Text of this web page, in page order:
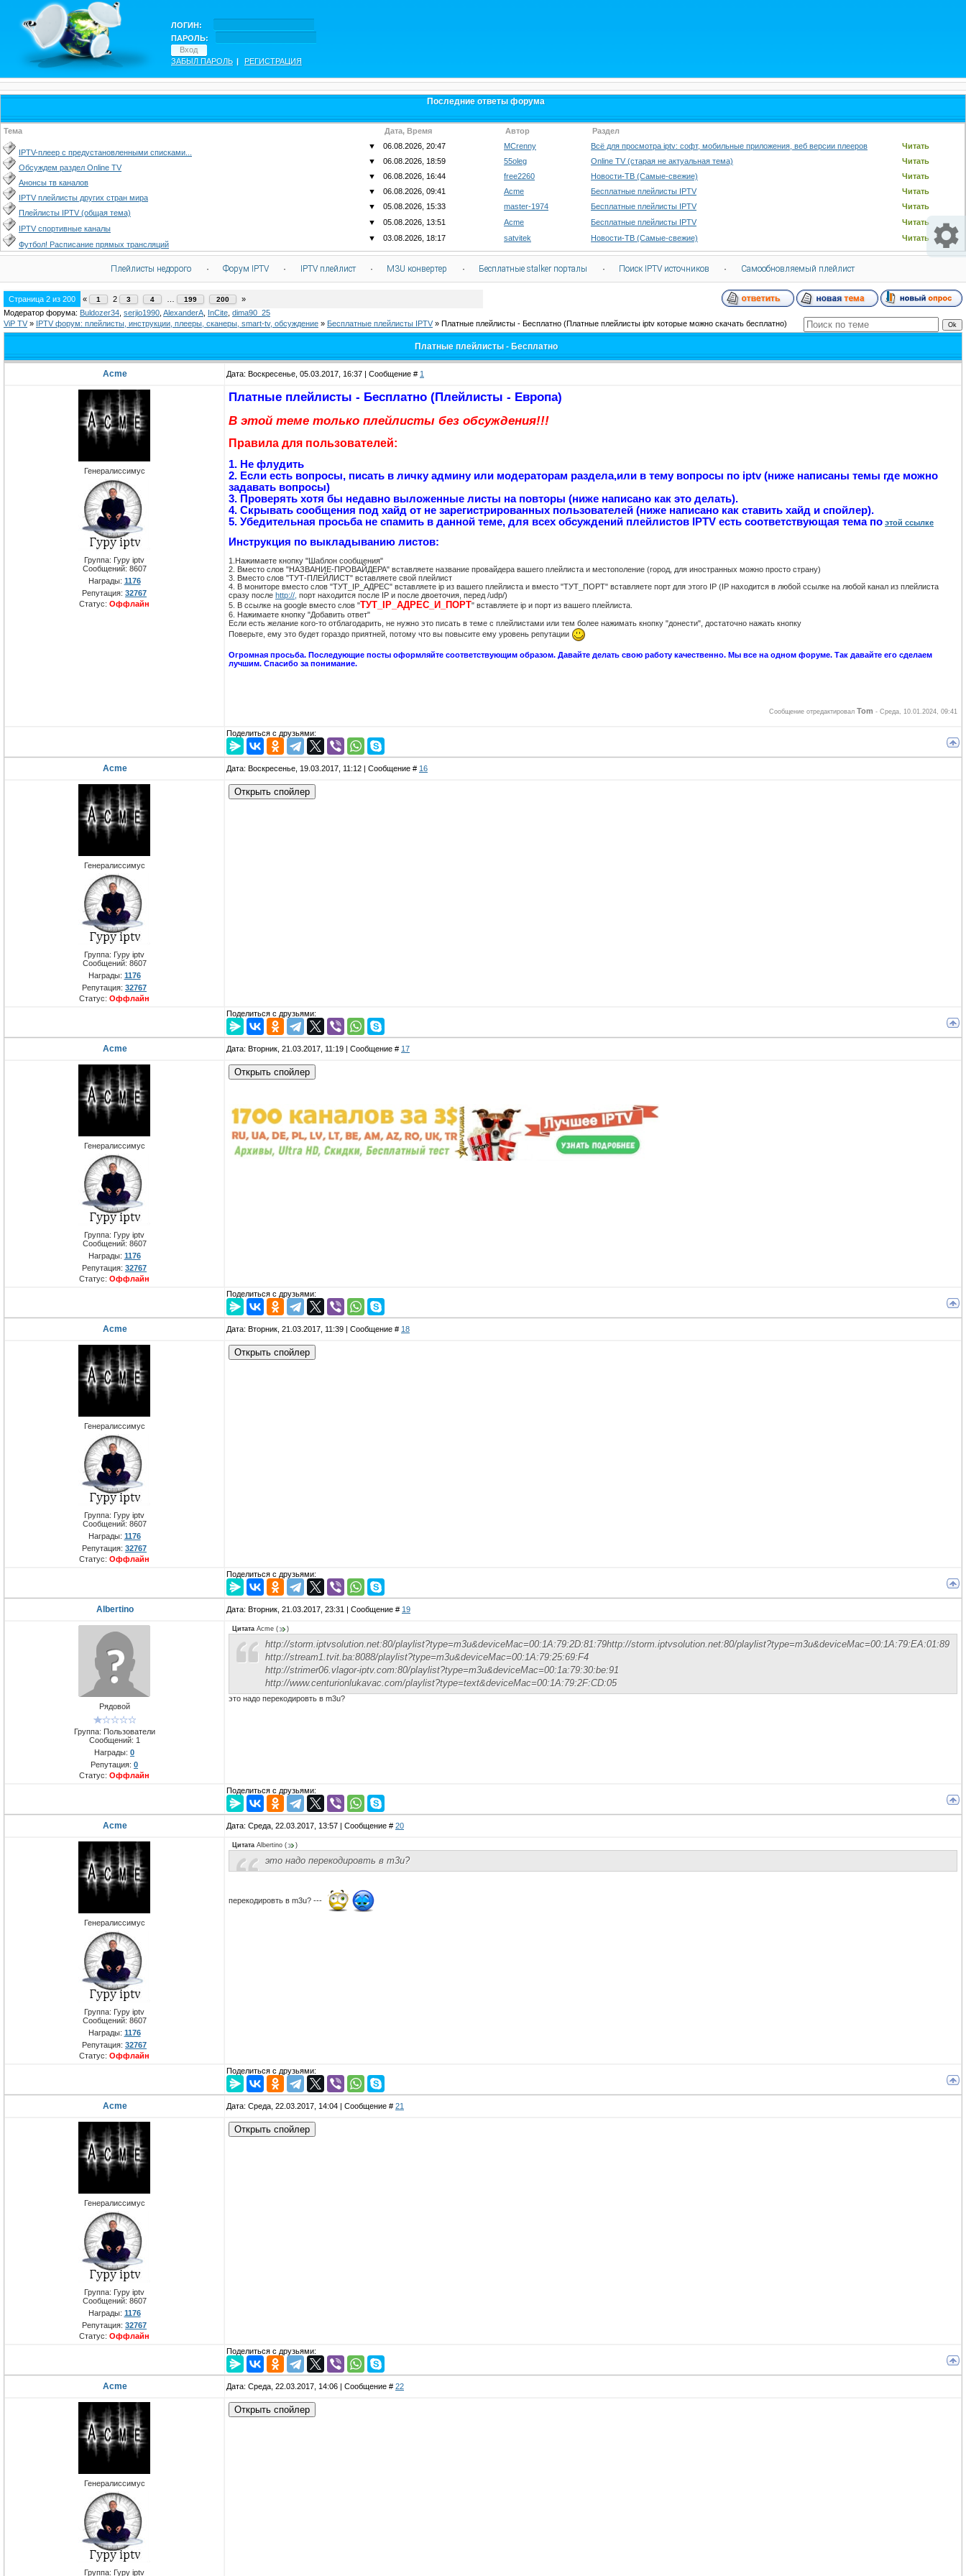
ЛОГИН:
ПАРОЛЬ:
ЗАБЫЛ ПАРОЛЬ | РЕГИСТРАЦИЯ
Последние ответы форума
Тема Дата, Время Автор Раздел
IPTV-плеер с предустановленными списками...
▼ 06.08.2026, 20:47 MCrenny Всё для просмотра iptv: софт, мобильные приложения, веб версии плееров Читать
Обсуждем раздел Online TV
▼ 06.08.2026, 18:59 55oleg Online TV (старая не актуальная тема) Читать
Анонсы тв каналов
▼ 06.08.2026, 16:44 free2260 Новости-ТВ (Самые-свежие) Читать
IPTV плейлисты других стран мира
▼ 06.08.2026, 09:41 Acme Бесплатные плейлисты IPTV Читать
Плейлисты IPTV (общая тема)
▼ 05.08.2026, 15:33 master-1974 Бесплатные плейлисты IPTV Читать
IPTV спортивные каналы
▼ 05.08.2026, 13:51 Acme Бесплатные плейлисты IPTV Читать
Футбол! Расписание прямых трансляций
▼ 03.08.2026, 18:17 satvitek Новости-ТВ (Самые-свежие) Читать
Плейлисты недорого · Форум IPTV · IPTV плейлист · M3U конвертер · Бесплатные stalker порталы · Поиск IPTV источников · Самообновляемый плейлист
Страница 2 из 200 « 1 2 3 4 199 200
»
Модератор форума: Buldozer34 serjio1990 AlexanderA InCite dima90_25
ViP TV » IPTV форум: плейлисты, инструкции, плееры, сканеры, smart-tv, обсуждение » Бесплатные плейлисты IPTV » Платные плейлисты - Бесплатно (Платные плейлисты iptv которые можно скачать бесплатно)
Платные плейлисты - Бесплатно
Acme Дата: Воскресенье, 05.03.2017, 16:37 | Сообщение # 1
Генералиссимус
Группа: Гуру iptv
Сообщений: 8607
Награды: 1176
Репутация: 32767
Статус: Оффлайн
Платные плейлисты - Бесплатно (Плейлисты - Европа)
В этой теме только плейлисты без обсуждения!!!
Правила для пользователей:
1. Не флудить
2. Если есть вопросы, писать в личку админу или модераторам раздела,или в тему вопросы по iptv (ниже написаны темы где можно
задавать вопросы)
3. Проверять хотя бы недавно выложенные листы на повторы (ниже написано как это делать).
4. Скрывать сообщения под хайд от не зарегистрированных пользователей (ниже написано как ставить хайд и спойлер).
5. Убедительная просьба не спамить в данной теме, для всех обсуждений плейлистов IPTV есть соответствующая тема по этой ссылке
Инструкция по выкладыванию листов:
1.Нажимаете кнопку "Шаблон сообщения"
2. Вместо слов "НАЗВАНИЕ-ПРОВАЙДЕРА" вставляете название провайдера вашего плейлиста и местополение (город, для иностранных можно просто страну)
3. Вместо слов "ТУТ-ПЛЕЙЛИСТ" вставляете свой плейлист
4. В мониторе вместо слов "ТУТ_IP_АДРЕС" вставляете ip из вашего плейлиста и вместо "ТУТ_ПОРТ" вставляете порт для этого IP (IP находится в любой ссылке на любой канал из плейлиста
сразу после http://, порт находится после IP и после двоеточия, перед /udp/)
5. В ссылке на google вместо слов "ТУТ_IP_АДРЕС_И_ПОРТ" вставляете ip и порт из вашего плейлиста.
6. Нажимаете кнопку "Добавить ответ"
Если есть желание кого-то отблагодарить, не нужно это писать в теме с плейлистами или тем более нажимать кнопку "донести", достаточно нажать кнопку
Поверьте, ему это будет гораздо приятней, потому что вы повысите ему уровень репутации
Огромная просьба. Последующие посты оформляйте соответствующим образом. Давайте делать свою работу качественно. Мы все на одном форуме. Так давайте его сделаем
лучшим. Спасибо за понимание.
Сообщение отредактировал Tom - Среда, 10.01.2024, 09:41
Поделиться с друзьями:
Acme Дата: Воскресенье, 19.03.2017, 11:12 | Сообщение # 16
Генералиссимус
Группа: Гуру iptv
Сообщений: 8607
Награды: 1176
Репутация: 32767
Статус: Оффлайн
Поделиться с друзьями:
Acme Дата: Вторник, 21.03.2017, 11:19 | Сообщение # 17
Генералиссимус
Группа: Гуру iptv
Сообщений: 8607
Награды: 1176
Репутация: 32767
Статус: Оффлайн
Поделиться с друзьями:
Acme Дата: Вторник, 21.03.2017, 11:39 | Сообщение # 18
Генералиссимус
Группа: Гуру iptv
Сообщений: 8607
Награды: 1176
Репутация: 32767
Статус: Оффлайн
Поделиться с друзьями:
Albertino Дата: Вторник, 21.03.2017, 23:31 | Сообщение # 19
Рядовой
Группа: Пользователи
Сообщений: 1
Награды: 0
Репутация: 0
Статус: Оффлайн
Цитата Acme ( )
http://storm.iptvsolution.net:80/playlist?type=m3u&deviceMac=00:1A:79:2D:81:79http://storm.iptvsolution.net:80/playlist?type=m3u&deviceMac=00:1A:79:EA:01:89
http://stream1.tvit.ba:8088/playlist?type=m3u&deviceMac=00:1A:79:25:69:F4
http://strimer06.vlagor-iptv.com:80/playlist?type=m3u&deviceMac=00:1a:79:30:be:91
http://www.centurionlukavac.com/playlist?type=text&deviceMac=00:1A:79:2F:CD:05
это надо перекодировть в m3u?
Поделиться с друзьями:
Acme Дата: Среда, 22.03.2017, 13:57 | Сообщение # 20
Генералиссимус
Группа: Гуру iptv
Сообщений: 8607
Награды: 1176
Репутация: 32767
Статус: Оффлайн
Цитата Albertino ( )
это надо перекодировть в m3u?
перекодировть в m3u? ---
Поделиться с друзьями:
Acme Дата: Среда, 22.03.2017, 14:04 | Сообщение # 21
Генералиссимус
Группа: Гуру iptv
Сообщений: 8607
Награды: 1176
Репутация: 32767
Статус: Оффлайн
Поделиться с друзьями:
Acme Дата: Среда, 22.03.2017, 14:06 | Сообщение # 22
Генералиссимус
Группа: Гуру iptv